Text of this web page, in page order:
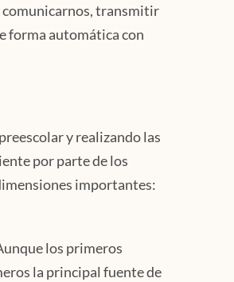
comunicarnos, transmitir
forma automática con
y realizando las
por parte de los
importantes:
los primeros
la principal fuente de